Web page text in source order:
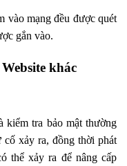
vào mạng đều được quét
gắn vào.
khác
kiểm tra bảo mật thường
xảy ra, đồng thời phát
thể xảy ra để nâng cấp